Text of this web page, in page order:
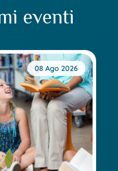
eventi
08 Ago 2026